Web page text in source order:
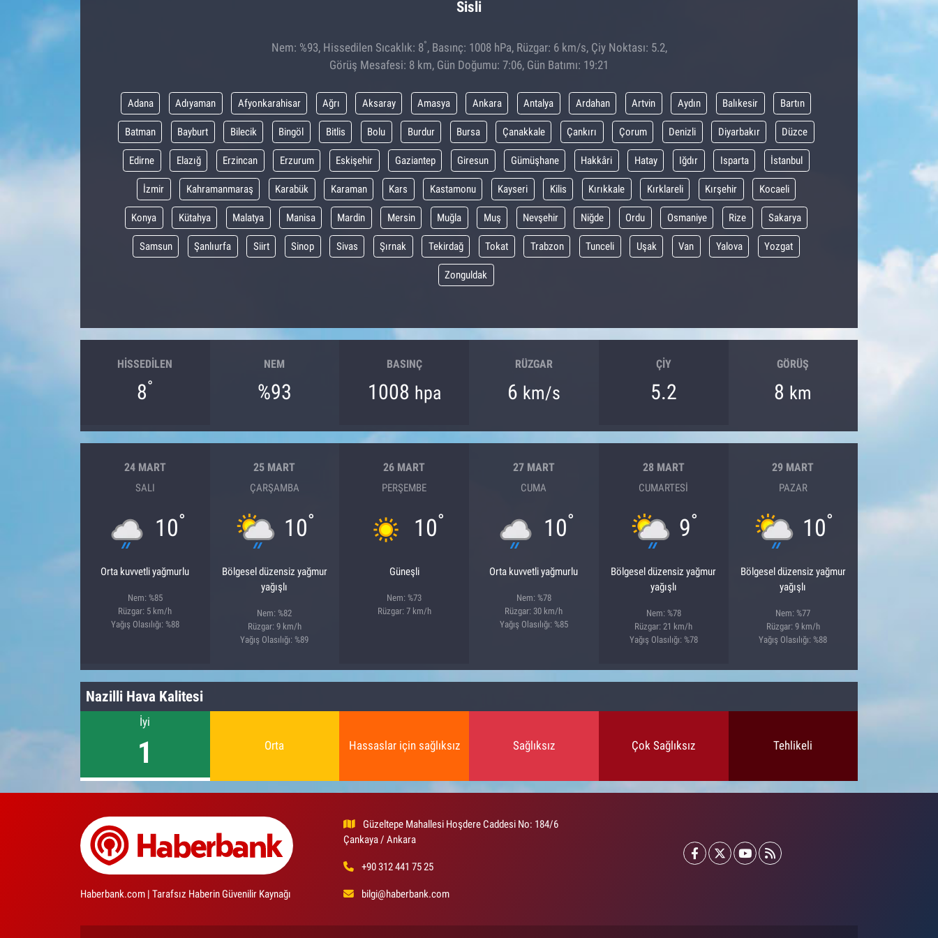
Sisli
Nem: %93, Hissedilen Sıcaklık: 8°, Basınç: 1008 hPa, Rüzgar: 6 km/s, Çiy Noktası: 5.2,
Görüş Mesafesi: 8 km, Gün Doğumu: 7:06, Gün Batımı: 19:21
Adana Adıyaman Afyonkarahisar Ağrı Aksaray Amasya Ankara Antalya Ardahan Artvin Aydın Balıkesir Bartın
Batman Bayburt Bilecik Bingöl Bitlis Bolu Burdur Bursa Çanakkale Çankırı Çorum Denizli Diyarbakır Düzce
Edirne Elazığ Erzincan Erzurum Eskişehir Gaziantep Giresun Gümüşhane Hakkâri Hatay Iğdır Isparta İstanbul
İzmir Kahramanmaraş Karabük Karaman Kars Kastamonu Kayseri Kilis Kırıkkale Kırklareli Kırşehir Kocaeli
Konya Kütahya Malatya Manisa Mardin Mersin Muğla Muş Nevşehir Niğde Ordu Osmaniye Rize Sakarya
Samsun Şanlıurfa Siirt Sinop Sivas Şırnak Tekirdağ Tokat Trabzon Tunceli Uşak Van Yalova Yozgat
Zonguldak
HISSEDILEN
8°
NEM
%93
BASINÇ
1008 hpa
RÜZGAR
6 km/s
ÇIY
5.2
GÖRÜŞ
8 km
24 MART
SALI
10°
Orta kuvvetli yağmurlu
Nem: %85
Rüzgar: 5 km/h
Yağış Olasılığı: %88
25 MART
ÇARŞAMBA
10°
Bölgesel düzensiz yağmur
yağışlı
Nem: %82
Rüzgar: 9 km/h
Yağış Olasılığı: %89
26 MART
PERŞEMBE
10°
Güneşli
Nem: %73
Rüzgar: 7 km/h
27 MART
CUMA
10°
Orta kuvvetli yağmurlu
Nem: %78
Rüzgar: 30 km/h
Yağış Olasılığı: %85
28 MART
CUMARTESI
9°
Bölgesel düzensiz yağmur
yağışlı
Nem: %78
Rüzgar: 21 km/h
Yağış Olasılığı: %78
29 MART
PAZAR
10°
Bölgesel düzensiz yağmur
yağışlı
Nem: %77
Rüzgar: 9 km/h
Yağış Olasılığı: %88
Nazilli Hava Kalitesi
İyi
1 Orta Hassaslar için sağlıksız Sağlıksız Çok Sağlıksız Tehlikeli
Haberbank.com | Tarafsız Haberin Güvenilir Kaynağı
Güzeltepe Mahallesi Hoşdere Caddesi No: 184/6
Çankaya / Ankara
+90 312 441 75 25
bilgi@haberbank.com